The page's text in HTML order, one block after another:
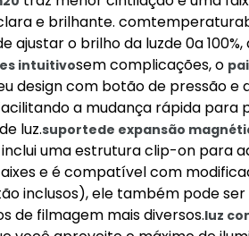
e brilhante.
ajustar o brilho da luzde 0a
intuitivosem complicações, o
design com botão de pressão
a mudança rápida
luz.suportede expansão
inclui uma estrutura clip-on para
e é compatível com
inclusos), ele também pode
de filmagem mais diversos.luz